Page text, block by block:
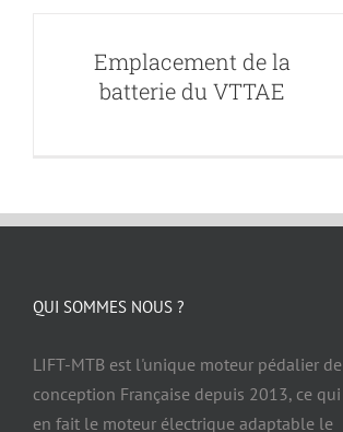
Emplacement de la
batterie du VTTAE
QUI SOMMES NOUS ?
LIFT-MTB est l'unique moteur pédalier de
conception Française depuis 2013, ce qui
en fait le moteur électrique adaptable le